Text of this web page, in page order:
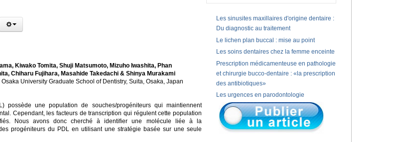
Kiwako Tomita, Shuji Matsumoto, Mizuho Iwashita, Phan
Chiharu Fujihara, Masahide Takedachi & Shinya Murakami
University Graduate School of Dentistry, Suita, Osaka, Japan
possède une population de souches/progéniteurs qui maintiennent
Cependant, les facteurs de transcription qui régulent cette population
Nous avons donc cherché à identifier une molécule liée à la
progéniteurs du PDL en utilisant une stratégie basée sur une seule
Les sinusites maxillaires d'origine dentaire :
Du diagnostic au traitement
Le lichen plan buccal : mise au point
Les soins dentaires chez la femme enceinte
Prescription médicamenteuse en pathologie
et chirurgie bucco-dentaire : «la prescription
des antibiotiques»
Les urgences en parodontologie